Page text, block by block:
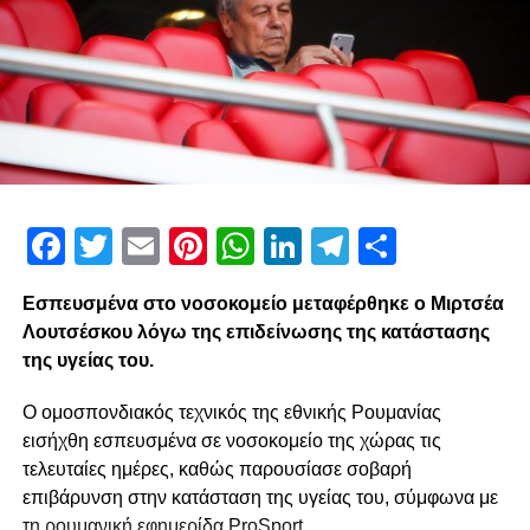
Facebook
Twitter
EmailPinterest
WhatsApp
LinkedInTelegram
Εσπευσμένα στο νοσοκομείο μεταφέρθηκε ο Μιρτσέα
Λουτσέσκου λόγω της επιδείνωσης της κατάστασης
της υγείας του.
Ο ομοσπονδιακός τεχνικός της εθνικής Ρουμανίας
εισήχθη εσπευσμένα σε νοσοκομείο της χώρας τις
τελευταίες ημέρες, καθώς παρουσίασε σοβαρή
επιβάρυνση στην κατάσταση της υγείας του, σύμφωνα με